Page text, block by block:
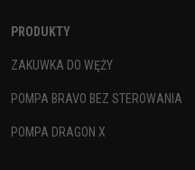
PRODUKTY
ZAKUWKA DO WĘŻY
POMPA BRAVO BEZ STEROWANIA
POMPA DRAGON X